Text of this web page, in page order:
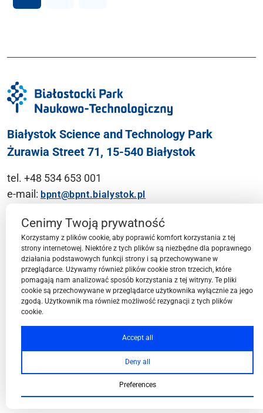
Białystok Science and Technology Park
Żurawia Street 71, 15-540 Białystok
tel. +48 534 653 001
e-mail: bpnt@bpnt.bialystok.pl
Contact
BPN-T Area
BPN-T Offer
Cenimy Twoją prywatność
Korzystamy z plików cookie, aby poprawić komfort korzystania z tej
strony internetowej. Niektóre z tych plików są niezbędne dla poprawnego
działania podstawowych funkcji strony i są przechowywane w
przeglądarce. Używamy również plików cookie stron trzecich, które
pomagają nam analizować sposób korzystania z tej witryny. Te pliki
cookie są przechowywane w przeglądarce użytkownika wyłącznie za jego
zgodą. Użytkownik ma również możliwość rezygnacji z tych plików
cookie.
Accept all
Deny all
Preferences